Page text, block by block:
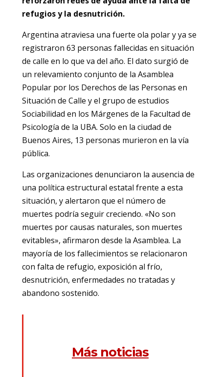
refugios y la desnutrición.
Argentina atraviesa una fuerte ola polar y ya se
registraron 63 personas fallecidas en situación
de calle en lo que va del año. El dato surgió de
un relevamiento conjunto de la Asamblea
Popular por los Derechos de las Personas en
Situación de Calle y el grupo de estudios
Sociabilidad en los Márgenes de la Facultad de
Psicología de la UBA. Solo en la ciudad de
Buenos Aires, 13 personas murieron en la vía
pública.
Las organizaciones denunciaron la ausencia de
una política estructural estatal frente a esta
situación, y alertaron que el número de
muertes podría seguir creciendo. «No son
muertes por causas naturales, son muertes
evitables», afirmaron desde la Asamblea. La
mayoría de los fallecimientos se relacionaron
con falta de refugio, exposición al frío,
desnutrición, enfermedades no tratadas y
abandono sostenido.
Más noticias